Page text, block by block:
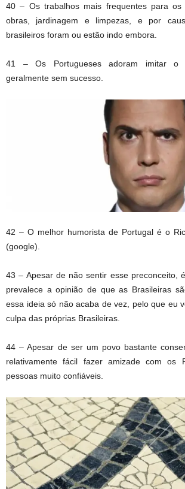
40 – Os trabalhos mais frequentes para os
obras, jardinagem e limpezas, e por
brasileiros foram ou estão indo embora.
41 – Os Portugueses adoram imitar o
geralmente sem sucesso.
42 – O melhor humorista de Portugal é o
(google).
43 – Apesar de não sentir esse preconceito,
prevalece a opinião de que as Brasileiras
essa ideia só não acaba de vez, pelo que eu
culpa das próprias Brasileiras.
44 – Apesar de ser um povo bastante
relativamente fácil fazer amizade com os
pessoas muito confiáveis.